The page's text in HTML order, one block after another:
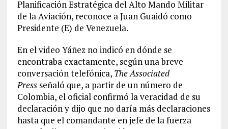
Planificación Estratégica del Alto Mando Militar
de la Aviación, reconoce a Juan Guaidó como
Presidente (E) de Venezuela.
En el video Yáñez no indicó en dónde se
encontraba exactamente, según una breve
conversación telefónica, The Associated
Pressseñaló que, a partir de un número de
Colombia, el oficial confirmó la veracidad de su
declaración y dijo que no daría más declaraciones
hasta que el comandante en jefe de la fuerza